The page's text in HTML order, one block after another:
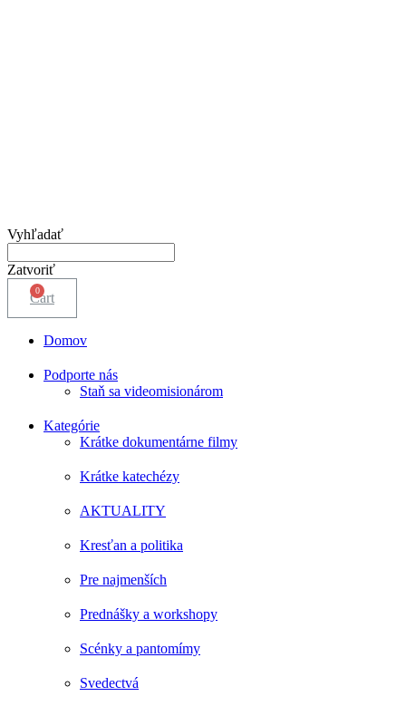
Vyhľadať
Zatvoriť
Cart
Domov
Podporte nás
Staň sa videomisionárom
Kategórie
Krátke dokumentárne filmy
Krátke katechézy
AKTUALITY
Kresťan a politika
Pre najmenších
Prednášky a workshopy
Scénky a pantomímy
Svedectvá